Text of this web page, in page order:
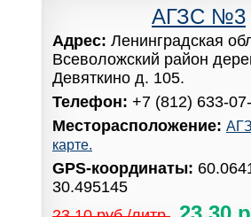
АГЗС №3
Адрес: Ленинградская
Всеволожский район
Девяткино д. 105.
Телефон: +7 (812) 633-
Месторасположение:
карте.
GPS-координаты:
30.495145